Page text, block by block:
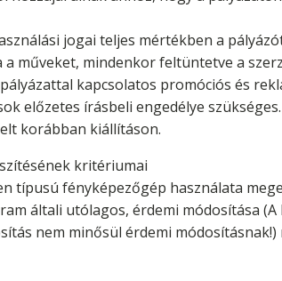
jogai teljes mértékben a
műveket, mindenkor feltüntetve a
kapcsolatos promóciós és
előzetes írásbeli engedélye szükséges.
korábban kiállításon.
kritériumai
típusú fényképezőgép használata
általi utólagos, érdemi módosítása
nem minősül érdemi